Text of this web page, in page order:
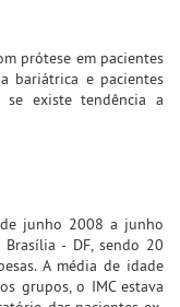
prótese em pacientes
bariátrica e pacientes
se existe tendência a
junho 2008 a junho
- DF, sendo 20
A média de idade
grupos, o IMC estava